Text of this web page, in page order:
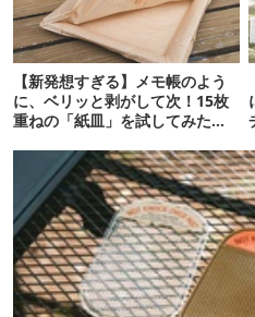
【新発想すぎる】メモ帳のよう
に、ベリッと剥がして次！15枚
重ねの「紙皿」を試してみた